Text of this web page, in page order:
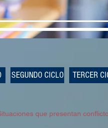
SEGUNDO CICLO TERCER
que presentan